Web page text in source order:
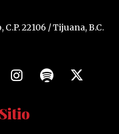
22106 / Tijuana, B.C.